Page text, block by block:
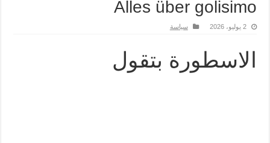
Alles über golisimo
2 يوليو، 2026 سياسة
الاسطورة بتقول